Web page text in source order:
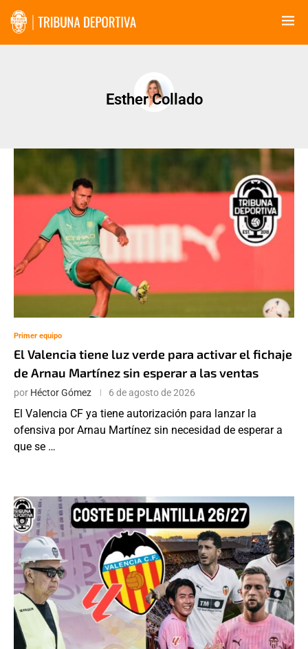
Esther Collado
Primer equipo
El Valencia tiene luz verde para activar el fichaje
de Arnau Martínez sin esperar a las ventas
por Héctor Gómez 6 de agosto de 2026
El Valencia CF ya tiene autorización para lanzar la
ofensiva por Arnau Martínez sin necesidad de esperar a
que se …